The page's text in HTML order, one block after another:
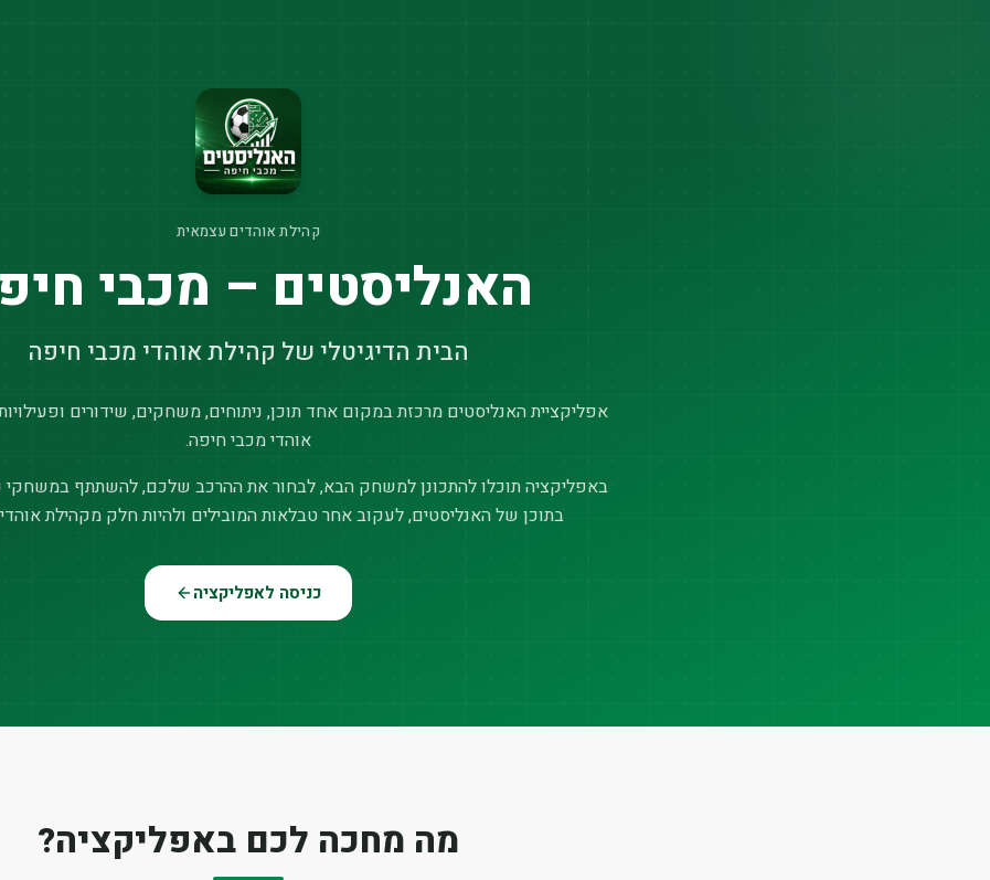
קהילת אוהדים עצמאית
האנליסטים – מכבי
הבית הדיגיטלי של קהילת אוהדי מכבי חיפה
אפליקציית האנליסטים מרכזת במקום אחד תוכן, ניתוחים, משחקים, שידורים
אוהדי מכבי חיפה.
באפליקציה תוכלו להתכונן למשחק הבא, לבחור את ההרכב שלכם, להשתתף במשחקי
בתוכן של האנליסטים, לעקוב אחר טבלאות המובילים ולהיות חלק מקהילת
כניסה לאפליקציה
מה מחכה לכם באפליקציה?